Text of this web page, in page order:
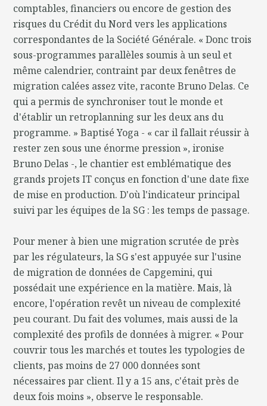
comptables, financiers ou encore de gestion des
risques du Crédit du Nord vers les applications
correspondantes de la Société Générale. « Donc trois
sous-programmes parallèles soumis à un seul et
même calendrier, contraint par deux fenêtres de
migration calées assez vite, raconte Bruno Delas. Ce
qui a permis de synchroniser tout le monde et
d'établir un retroplanning sur les deux ans du
programme. » Baptisé Yoga - « car il fallait réussir à
rester zen sous une énorme pression », ironise
Bruno Delas -, le chantier est emblématique des
grands projets IT conçus en fonction d'une date fixe
de mise en production. D'où l'indicateur principal
suivi par les équipes de la SG : les temps de passage.
Pour mener à bien une migration scrutée de près
par les régulateurs, la SG s'est appuyée sur l'usine
de migration de données de Capgemini, qui
possédait une expérience en la matière. Mais, là
encore, l'opération revêt un niveau de complexité
peu courant. Du fait des volumes, mais aussi de la
complexité des profils de données à migrer. « Pour
couvrir tous les marchés et toutes les typologies de
clients, pas moins de 27 000 données sont
nécessaires par client. Il y a 15 ans, c'était près de
deux fois moins », observe le responsable.